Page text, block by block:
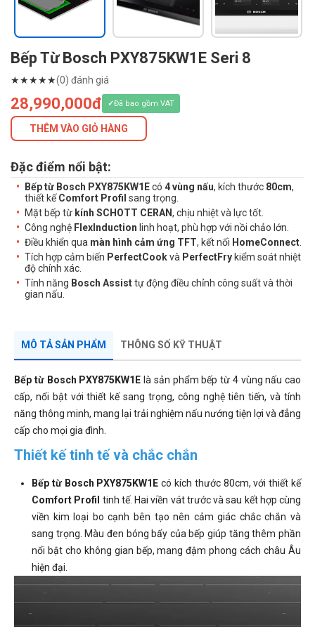
Bếp Từ Bosch PXY875KW1E Seri 8
★★★★★(0) đánh giá
28,990,000đ Đã bao gồm VAT
THÊM VÀO GIỎ HÀNG
Đặc điểm nổi bật:
Bếp từ Bosch PXY875KW1Ecó 4 vùng nấu, kích thước 80cm,
thiết kếComfort Profil sang trọng.
Mặt bếp từ kính SCHOTT CERAN, chịu nhiệt và lực tốt.
Công nghệ FlexInduction linh hoạt, phù hợp với nồi chảo lớn.
Điều khiển qua màn hình cảm ứng TFT, kết nối HomeConnect.
Tích hợp cảm biến PerfectCookvà PerfectFry kiểm soát nhiệt
độ chính xác.
Tính năng Bosch Assisttự động điều chỉnh công suất và thời
gian nấu.
MÔ TẢ SẢN PHẨM THÔNG SỐ KỸ THUẬT
Bếp từ Bosch PXY875KW1E là sản phẩm bếp từ 4 vùng nấu cao
cấp, nổi bật với thiết kế sang trọng, công nghệ tiên tiến, và tính
năng thông minh, mang lại trải nghiệm nấu nướng tiện lợi và đẳng
cấp cho mọi gia đình.
Thiết kế tinh tế và chắc chắn
Bếp từ Bosch PXY875KW1E có kích thước 80cm, với thiết kế
Comfort Profil tinh tế. Hai viền vát trước và sau kết hợp cùng
viền kim loại bo cạnh bên tạo nên cảm giác chắc chắn và
sang trọng. Màu đen bóng bẩy của bếp giúp tăng thêm phần
nổi bật cho không gian bếp, mang đậm phong cách châu Âu
hiện đại.